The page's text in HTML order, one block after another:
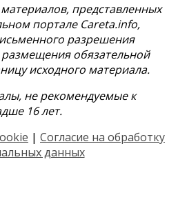
представленных
портале Careta.info,
разрешения
обязательной
исходного материала.
не рекомендуемые к
16 лет.
| Согласие на обработку
данных